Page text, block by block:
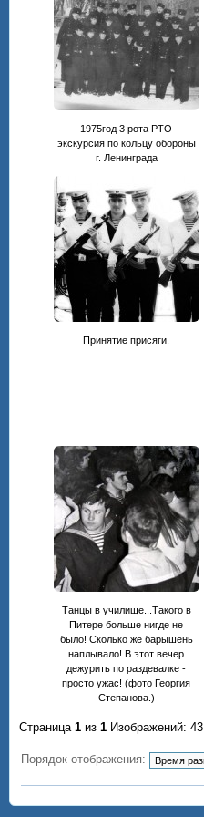
1975год 3 рота РТО
экскурсия по кольцу обороны
г. Ленинграда
Принятие присяги.
Танцы в училище...Такого в
Питере больше нигде не
было! Сколько же барышень
наплывало! В этот вечер
дежурить по раздевалке -
просто ужас! (фото Георгия
Степанова.)
Страница 1 из 1 Изображений: 43
Порядок отображения: